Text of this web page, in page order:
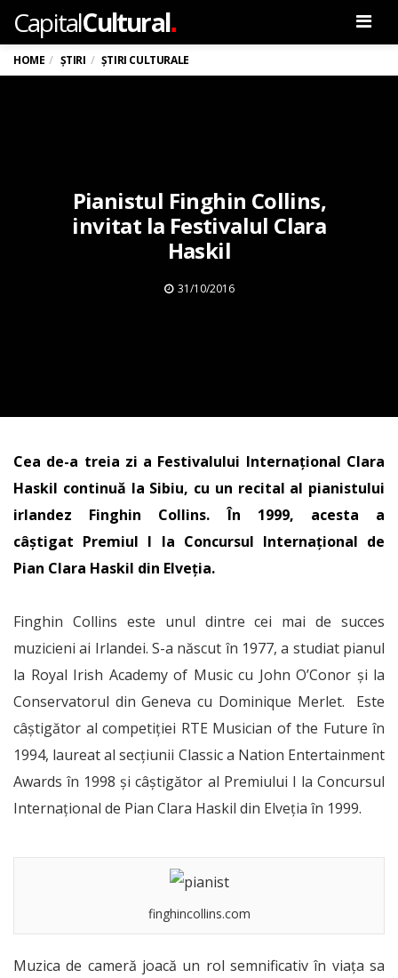
CapitalCultural.
HOME ȘTIRI ȘTIRI CULTURALE
Pianistul Finghin Collins,
invitat la Festivalul Clara
Haskil
31/10/2016
Cea de-a treia zi a Festivalului Internațional Clara
Haskil continuă la Sibiu, cu un recital al pianistului
irlandez Finghin Collins. În 1999, acesta a
câștigat Premiul I la Concursul Internațional de
Pian Clara Haskil din Elveția.
Finghin Collins este unul dintre cei mai de succes
muzicieni ai Irlandei. S-a născut în 1977, a studiat pianul
la Royal Irish Academy of Music cu John O’Conor și la
Conservatorul din Geneva cu Dominique Merlet. Este
câștigător al competiției RTE Musician of the Future în
1994, laureat al secțiunii Classic a Nation Entertainment
Awards în 1998 și câștigător al Premiului I la Concursul
Internațional de Pian Clara Haskil din Elveția în 1999.
finghincollins.com
Muzica de cameră joacă un rol semnificativ în viața sa